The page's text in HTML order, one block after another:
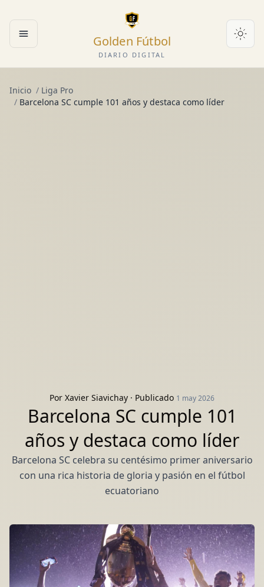
Abrir menú Golden Fútbol
DIARIO DIGITAL
Inicio / Liga Pro
/ Barcelona SC cumple 101 años y destaca como líder
Por Xavier Siavichay · Publicado 1 may 2026
Barcelona SC cumple 101
años y destaca como líder
Barcelona SC celebra su centésimo primer aniversario
con una rica historia de gloria y pasión en el fútbol
ecuatoriano